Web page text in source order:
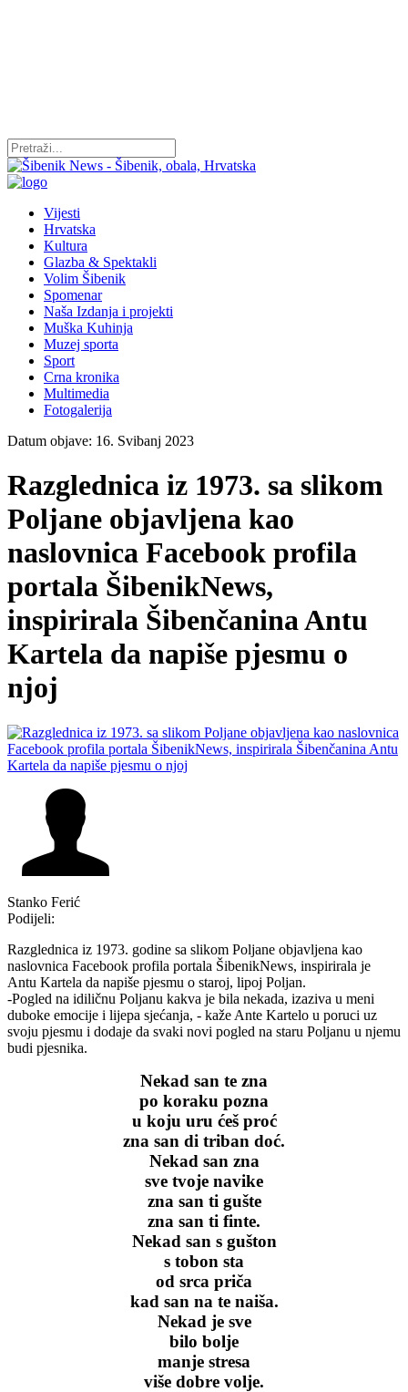
Vijesti
Hrvatska
Kultura
Glazba & Spektakli
Volim Šibenik
Spomenar
Naša Izdanja i projekti
Muška Kuhinja
Muzej sporta
Sport
Crna kronika
Multimedia
Fotogalerija
Datum objave: 16. Svibanj 2023
Razglednica iz 1973. sa slikom
Poljane objavljena kao
naslovnica Facebook profila
portala ŠibenikNews,
inspirirala Šibenčanina Antu
Kartela da napiše pjesmu o
njoj
Stanko Ferić
Podijeli:
Razglednica iz 1973. godine sa slikom Poljane objavljena kao
naslovnica Facebook profila portala ŠibenikNews, inspirirala je
Antu Kartela da napiše pjesmu o staroj, lipoj Poljan.
-Pogled na idiličnu Poljanu kakva je bila nekada, izaziva u meni
duboke emocije i lijepa sjećanja, - kaže Ante Kartelo u poruci uz
svoju pjesmu i dodaje da svaki novi pogled na staru Poljanu u njemu
budi pjesnika.
Nekad san te zna
po koraku pozna
u koju uru ćeš proć
zna san di triban doć.
Nekad san zna
sve tvoje navike
zna san ti gušte
zna san ti finte.
Nekad san s gušton
s tobon sta
od srca priča
kad san na te naiša.
Nekad je sve
bilo bolje
manje stresa
više dobre volje.